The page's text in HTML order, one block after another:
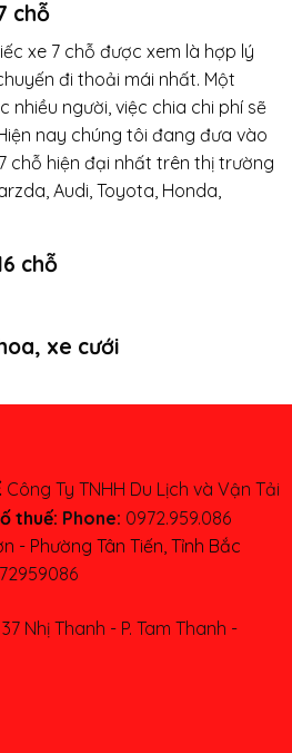
chỗ
xe 7 chỗ được xem là hợp lý
đi thoải mái nhất. Một
nhiều người, việc chia chi phí sẽ
nay chúng tôi đang đưa vào
chỗ hiện đại nhất trên thị trường
Audi, Toyota, Honda,
chỗ
xe cưới
Công Ty TNHH Du Lịch và Vận Tải
thuế: Phone: 0972.959.086
- Phường Tân Tiến, Tỉnh Bắc
37 Nhị Thanh - P. Tam Thanh -